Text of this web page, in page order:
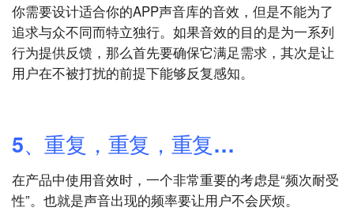
你需要设计适合你的APP声音库的音效，但是不能为了
追求与众不同而特立独行。如果音效的目的是为一系列
行为提供反馈，那么首先要确保它满足需求，其次是让
用户在不被打扰的前提下能够反复感知。
5、重复，重复，重复…
在产品中使用音效时，一个非常重要的考虑是“频次耐受
性”。也就是声音出现的频率要让用户不会厌烦。